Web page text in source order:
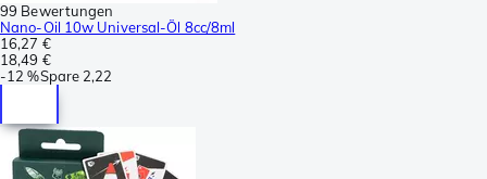
99 Bewertungen
Nano-Oil 10w Universal-Öl 8cc/8ml
16,27 €
18,49 €
-12 %Spare 2,22